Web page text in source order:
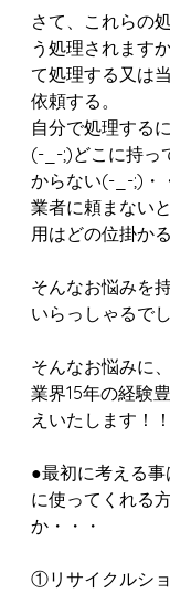
さて、これらの
う処理されます
て処理する又は
依頼する。
自分で処理する
(-_-;)どこに持っ
からない(-_-;)・
業者に頼まない
用はどの位掛か
そんなお悩みを
いらっしゃるで
そんなお悩みに
業界15年の経験
えいたします！！
●最初に考える
に使ってくれる
か・・・
①リサイクルシ